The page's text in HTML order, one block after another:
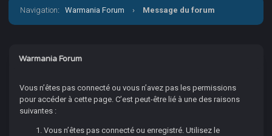
Navigation:Warmania Forum › Message du forum
Warmania Forum
Vous n’êtes pas connecté ou vous n’avez pas les permissions
pour accéder à cette page. C’est peut-être lié à une des raisons
suivantes :
Vous n’êtes pas connecté ou enregistré. Utilisez le